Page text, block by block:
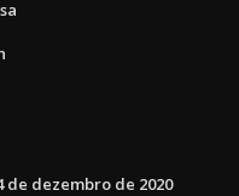
de dezembro de 2020